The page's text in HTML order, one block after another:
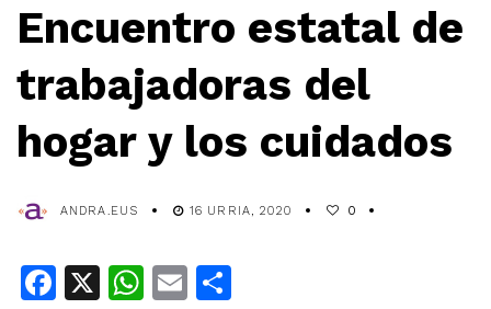
Encuentro estatal de
trabajadoras del
hogar y los cuidados
ANDRA.EUS 16 URRIA, 2020 0
Facebook
X WhatsApp
Email